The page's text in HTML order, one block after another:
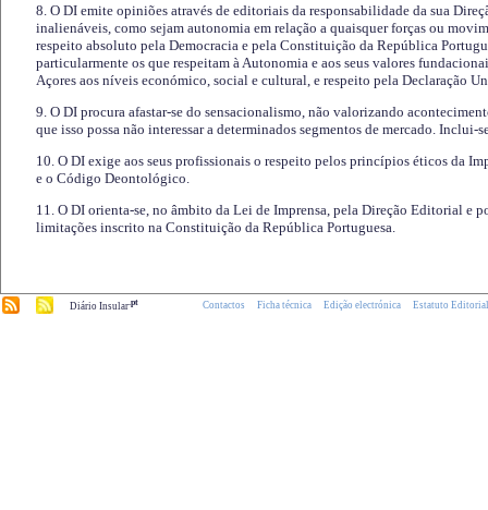
8. O DI emite opiniões através de editoriais da responsabilidade da sua
inalienáveis, como sejam autonomia em relação a quaisquer forças ou
respeito absoluto pela Democracia e pela Constituição da República
particularmente os que respeitam à Autonomia e aos seus valores
Açores aos níveis económico, social e cultural, e respeito pela Declaração
9. O DI procura afastar-se do sensacionalismo, não valorizando
que isso possa não interessar a determinados segmentos de mercado.
10. O DI exige aos seus profissionais o respeito pelos princípios éticos da
e o Código Deontológico.
11. O DI orienta-se, no âmbito da Lei de Imprensa, pela Direção Editorial e
limitações inscrito na Constituição da República Portuguesa.
Diário Insular.pt Contactos Ficha técnica Edição electrónica Estatuto Editorial